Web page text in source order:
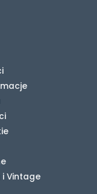
i Vintage